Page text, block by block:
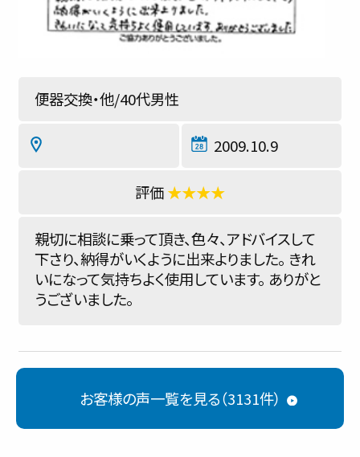
便器交換・他/40代男性
2009.10.9
★★★★
親切に相談に乗って頂き、色々、アドバイスして
下さり、納得がいくように出来よりました。 きれ
いになって気持ちよく使用しています。 ありがと
うございました。
お客様の声一覧を見る（3131件）